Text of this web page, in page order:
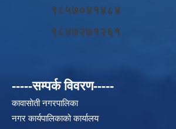
९८५७०४१४८४
९८४७२७१२६१
-----सम्पर्क विवरण-----
कावासाेती नगरपालिका
नगर कार्यपालिकाको कार्यालय